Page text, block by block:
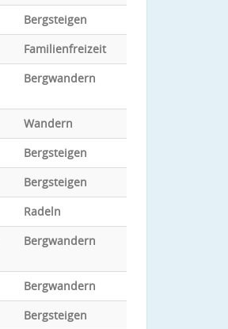
Bergsteigen
Familienfreizeit
Bergwandern
Wandern
Bergsteigen
Bergsteigen
Radeln
Bergwandern
Bergwandern
Bergsteigen